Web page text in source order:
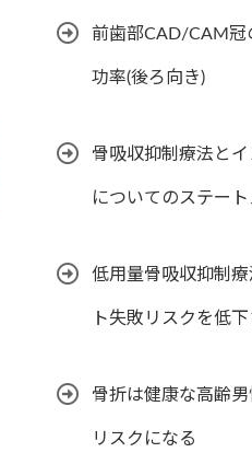
前歯部CAD/CAM冠
功率(後ろ向き)
骨吸収抑制療法と
についてのステート
低用量骨吸収抑制
ト失敗リスクを低
骨折は健康な高齢
リスクになる